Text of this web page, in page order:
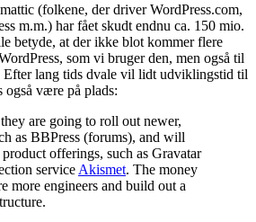
(folkene, der driver WordPress.com,
m.m.) har fået skudt endnu ca. 150 mio.
betyde, at der ikke blot kommer flere
som vi bruger den, men også til
Efter lang tids dvale vil lidt udviklingstid til
også være på plads:
are going to roll out newer,
as BBPress (forums), and will
offerings, such as Gravatar
service Akismet. The money
more engineers and build out a